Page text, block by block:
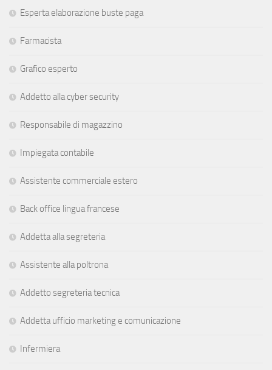
Esperta elaborazione buste paga
Farmacista
Grafico esperto
Addetto alla cyber security
Responsabile di magazzino
Impiegata contabile
Assistente commerciale estero
Back office lingua francese
Addetta alla segreteria
Assistente alla poltrona
Addetto segreteria tecnica
Addetta ufficio marketing e comunicazione
Infermiera